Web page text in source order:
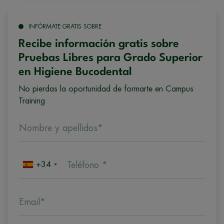
INFÓRMATE GRATIS SOBRE
Recibe información gratis sobre
Pruebas Libres para Grado Superior
en Higiene Bucodental
No pierdas la oportunidad de formarte en Campus
Training
Nombre y apellidos*
+34 Teléfono *
Email*